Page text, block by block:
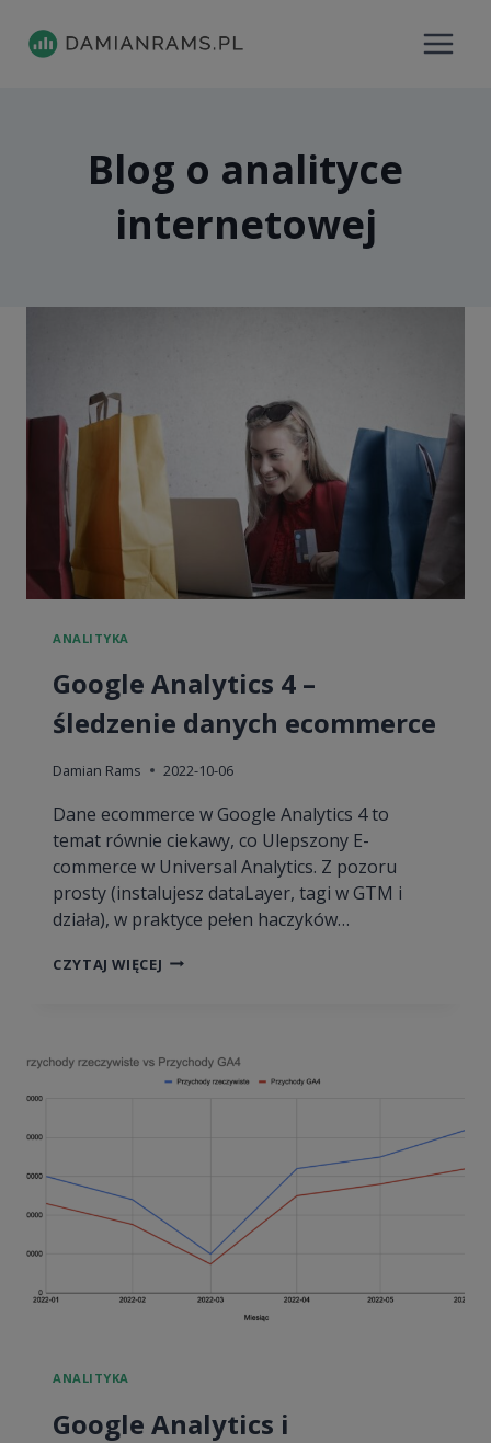
treści
Blog o analityce
internetowej
ANALITYKA
Google Analytics 4 –
śledzenie danych ecommerce
Damian Rams 2022-10-06
Dane ecommerce w Google Analytics 4 to
temat równie ciekawy, co Ulepszony E-
commerce w Universal Analytics. Z pozoru
prosty (instalujesz dataLayer, tagi w GTM i
działa), w praktyce pełen haczyków…
CZYTAJ WIĘCEJ GOOGLE
ŚLEDZENIE
ANALITYKA
Google Analytics i